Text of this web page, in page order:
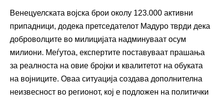
Венецуелската војска брои околу 123.000 активни
припадници, додека претседателот Мадуро тврди дека
доброволците во милицијата надминуваат осум
милиони. Меѓутоа, експертите поставуваат прашања
за реалноста на овие бројки и квалитетот на обуката
на војниците. Оваа ситуација создава дополнителна
неизвесност во регионот, кој е подложен на политички